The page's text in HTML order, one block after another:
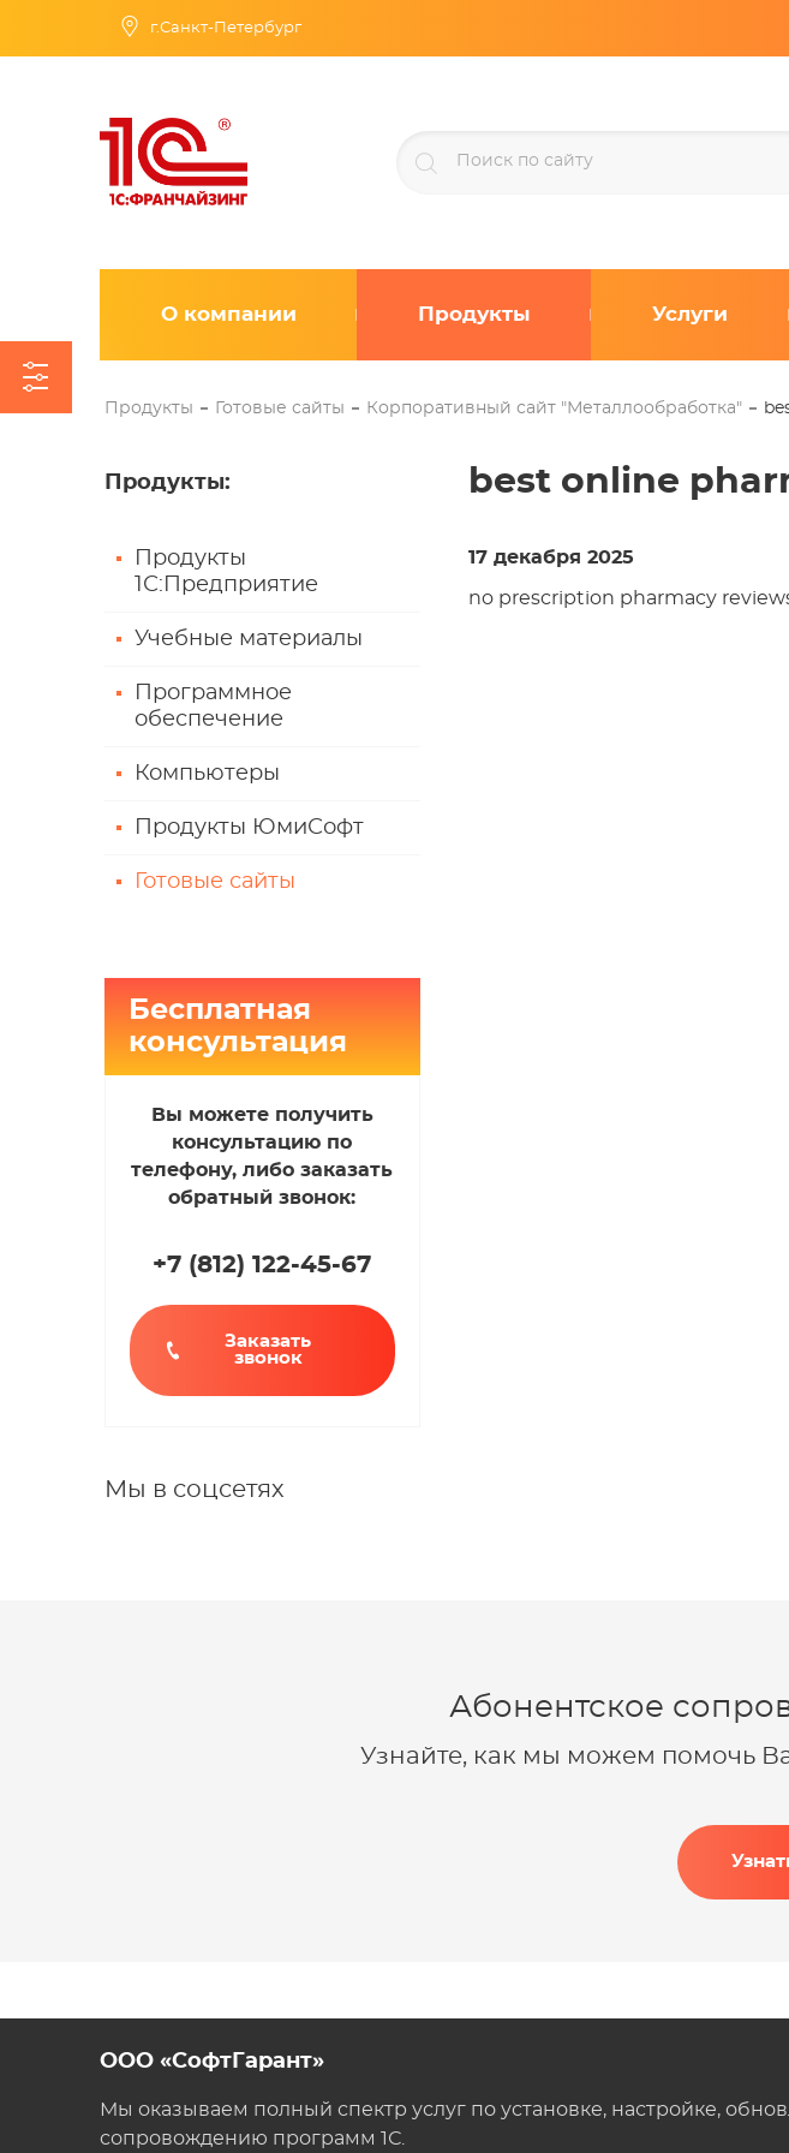
г.Санкт-Петербург
О компании Продукты Услуги
Продукты Готовые сайты Корпоративный сайт "Металлообработка"
Продукты:
Продукты
1С:Предприятие
Учебные материалы
Программное
обеспечение
Компьютеры
Продукты ЮмиСофт
Готовые сайты
Бесплатная
консультация
Вы можете получить
консультацию по
телефону, либо заказать
обратный звонок:
+7 (812)122-45-67
Заказать
звонок
Мы в соцсетях
best online
17 декабря 2025
no prescription pharmacy
Абонентское
Узнайте, как мы можем помочь
ООО «СофтГарант»
Мы оказываем полный спектр услуг по установке, настройке,
сопровождению программ 1С.